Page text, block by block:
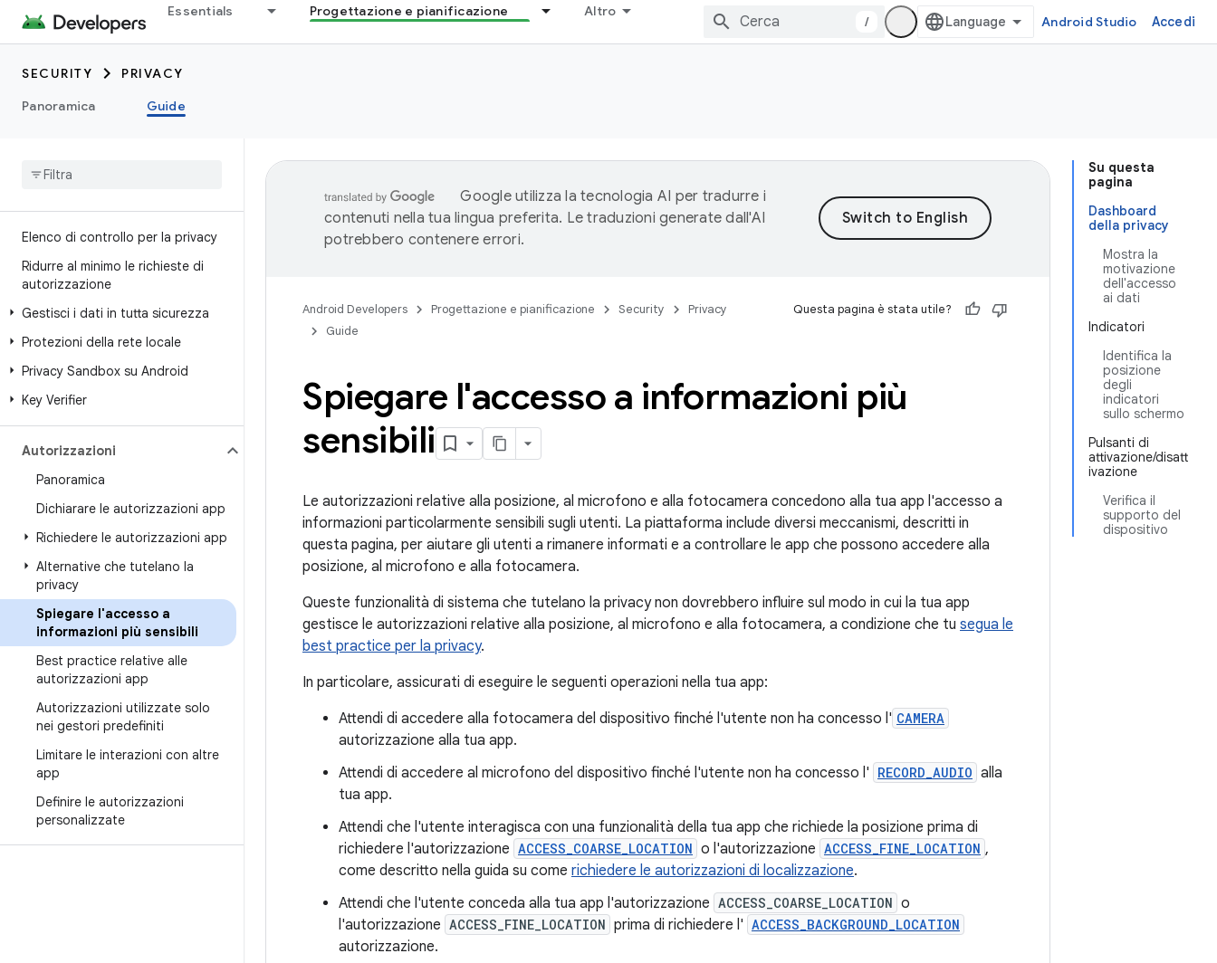
Essentials Progettazione e pianificazione Altro
/ Android Studio Accedi
SECURITY
PRIVACY
Panoramica
Guide
Elenco di controllo per la privacy
Ridurre al minimo le richieste di
autorizzazione
Gestisci i dati in tutta sicurezza
Protezioni della rete locale
Privacy Sandbox su Android
Key Verifier
Autorizzazioni
Panoramica
Dichiarare le autorizzazioni app
Richiedere le autorizzazioni app
Alternative che tutelano la
privacy
Spiegare l'accesso a
informazioni più sensibili
Best practice relative alle
autorizzazioni app
Autorizzazioni utilizzate solo
nei gestori predefiniti
Limitare le interazioni con altre
app
Definire le autorizzazioni
personalizzate
Su questa
pagina
Dashboard
della privacy
Mostra la
motivazione
dell'accesso
ai dati
Indicatori
Identifica la
posizione
degli
indicatori
sullo schermo
Pulsanti di
attivazione/disatt
ivazione
Verifica il
supporto del
dispositivo
Google utilizza la tecnologia AI per tradurre i
contenuti nella tua lingua preferita. Le traduzioni generate dall'AI
potrebbero contenere errori.
Android Developers Progettazione e pianificazione Security
Privacy
Guide
Questa pagina è stata utile?
Spiegare l'accesso a informazioni più
sensibili
Le autorizzazioni relative alla posizione, al microfono e alla fotocamera concedono alla tua app l'accesso a
informazioni particolarmente sensibili sugli utenti. La piattaforma include diversi meccanismi, descritti in
questa pagina, per aiutare gli utenti a rimanere informati e a controllare le app che possono accedere alla
posizione, al microfono e alla fotocamera.
Queste funzionalità di sistema che tutelano la privacy non dovrebbero influire sul modo in cui la tua app
gestisce le autorizzazioni relative alla posizione, al microfono e alla fotocamera, a condizione che tu segua le
best practice per la privacy.
In particolare, assicurati di eseguire le seguenti operazioni nella tua app:
Attendi di accedere alla fotocamera del dispositivo finché l'utente non ha concesso l' CAMERA
autorizzazione alla tua app.
Attendi di accedere al microfono del dispositivo finché l'utente non ha concesso l' RECORD_AUDIO alla
tua app.
Attendi che l'utente interagisca con una funzionalità della tua app che richiede la posizione prima di
richiedere l'autorizzazione ACCESS_COARSE_LOCATION o l'autorizzazione ACCESS_FINE_LOCATION ,
come descritto nella guida su come richiedere le autorizzazioni di localizzazione.
Attendi che l'utente conceda alla tua app l'autorizzazione ACCESS_COARSE_LOCATION o
l'autorizzazione ACCESS_FINE_LOCATION prima di richiedere l' ACCESS_BACKGROUND_LOCATION
autorizzazione.